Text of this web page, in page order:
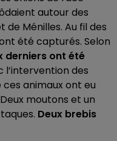
autour des
Ménilles. Au fil des
été capturés. Selon
derniers ont été
l’intervention des
animaux ont eu
moutons et un
Deux brebis